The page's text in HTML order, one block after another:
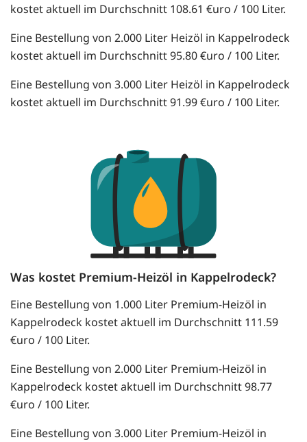
kostet aktuell im Durchschnitt 108.61 €uro / 100 Liter.
Eine Bestellung von 2.000 Liter Heizöl in Kappelrodeck
kostet aktuell im Durchschnitt 95.80 €uro / 100 Liter.
Eine Bestellung von 3.000 Liter Heizöl in Kappelrodeck
kostet aktuell im Durchschnitt 91.99 €uro / 100 Liter.
Was kostet Premium-Heizöl in Kappelrodeck?
Eine Bestellung von 1.000 Liter Premium-Heizöl in
Kappelrodeck kostet aktuell im Durchschnitt 111.59
€uro / 100 Liter.
Eine Bestellung von 2.000 Liter Premium-Heizöl in
Kappelrodeck kostet aktuell im Durchschnitt 98.77
€uro / 100 Liter.
Eine Bestellung von 3.000 Liter Premium-Heizöl in